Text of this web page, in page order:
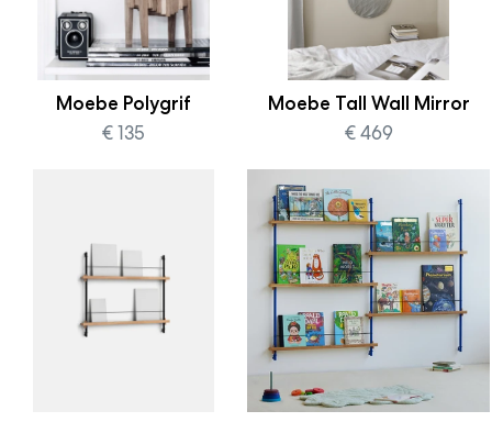
Moebe Polygrif
€ 135
Moebe Tall Wall Mirror
€ 469